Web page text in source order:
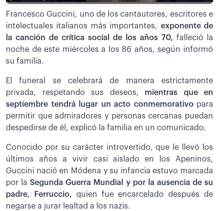
Francesco Guccini, uno de los cantautores, escritores e
intelectuales italianos más importantes, exponente de
la canción de crítica social de los años 70, falleció la
noche de este miércoles a los 86 años, según informó
su familia.
El funeral se celebrará de manera estrictamente
privada, respetando sus deseos, mientras que en
septiembre tendrá lugar un acto conmemorativopara
permitir que admiradores y personas cercanas puedan
despedirse de él, explicó la familia en un comunicado.
Conocido por su carácter introvertido, que le llevó los
últimos años a vivir casi aislado en los Apeninos,
Guccini nació en Módena y su infancia estuvo marcada
por la Segunda Guerra Mundial y por la ausencia de su
padre, Ferruccio, quien fue encarcelado después de
negarse a jurar lealtad a los nazis.